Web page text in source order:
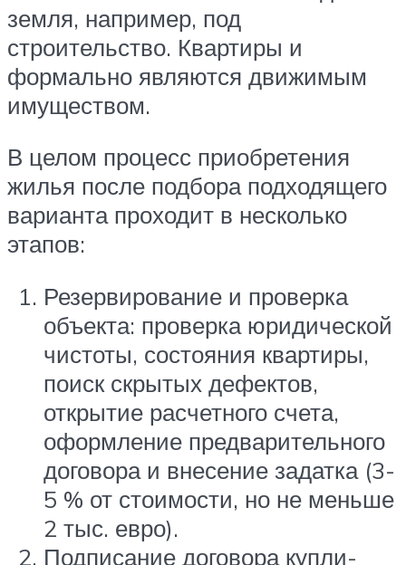
земля, например, под
строительство. Квартиры и
формально являются движимым
имуществом.
В целом процесс приобретения
жилья после подбора подходящего
варианта проходит в несколько
этапов:
Резервирование и проверка
объекта: проверка юридической
чистоты, состояния квартиры,
поиск скрытых дефектов,
открытие расчетного счета,
оформление предварительного
договора и внесение задатка (3-
5 % от стоимости, но не меньше
2 тыс. евро).
Подписание договора купли-